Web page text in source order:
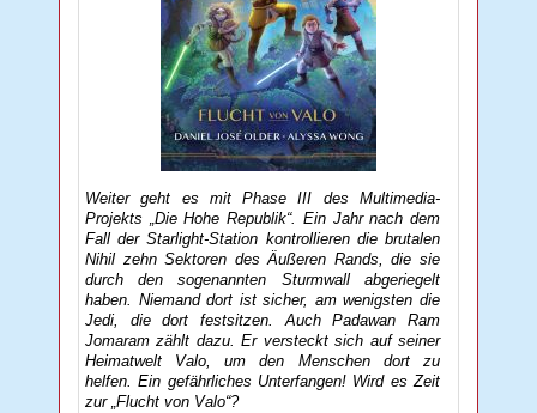
Weiter geht es mit Phase III des Multimedia-
Projekts „Die Hohe Republik“. Ein Jahr nach dem
Fall der Starlight-Station kontrollieren die brutalen
Nihil zehn Sektoren des Äußeren Rands, die sie
durch den sogenannten Sturmwall abgeriegelt
haben. Niemand dort ist sicher, am wenigsten die
Jedi, die dort festsitzen. Auch Padawan Ram
Jomaram zählt dazu. Er versteckt sich auf seiner
Heimatwelt Valo, um den Menschen dort zu
helfen. Ein gefährliches Unterfangen! Wird es Zeit
zur „Flucht von Valo“?